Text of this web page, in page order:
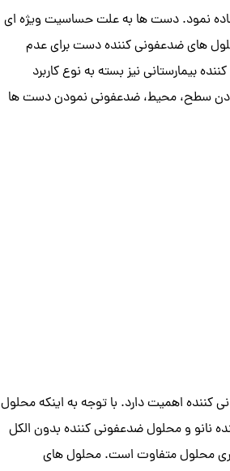
نمود. دست ها به علت حساسیت ویژه ای
های ضدعفونی کننده دست برای عدم
بیمارستانی نیز بسته به نوع کاربرد
سطح، محیط، ضدعفونی نمودن دست ها
کننده اهمیت دارد. با توجه به اینکه محلول
نانو و محلول ضدعفونی کننده بدون الکل
محلول متفاوت است. محلول های